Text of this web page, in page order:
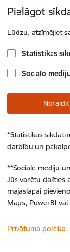
Pielāgot
Lūdzu, atzīmējiet
Statistikas
Sociālo
Noraidīt
*Statistikas
darbību un
**Sociālo mediju
Jūs varētu dalīties
mājaslapai
Maps, PowerBI vai
Privātuma politika